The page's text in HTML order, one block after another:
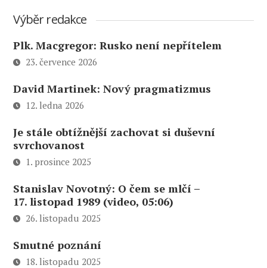
Výběr redakce
Plk. Macgregor: Rusko není nepřítelem
23. července 2026
David Martinek: Nový pragmatizmus
12. ledna 2026
Je stále obtížnější zachovat si duševní
svrchovanost
1. prosince 2025
Stanislav Novotný: O čem se mlčí –
17. listopad 1989 (video, 05:06)
26. listopadu 2025
Smutné poznání
18. listopadu 2025